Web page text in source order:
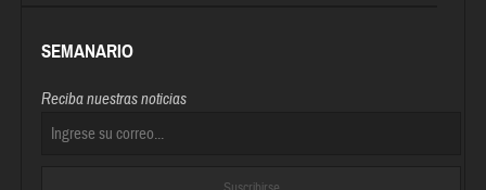
SEMANARIO
Reciba nuestras noticias